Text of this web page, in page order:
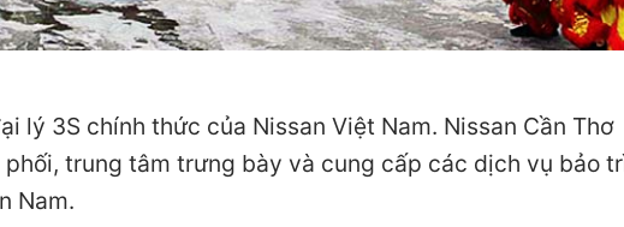
lý 3S chính thức của Nissan Việt Nam. Nissan Cần Thơ
trung tâm trưng bày và cung cấp các dịch vụ bảo
Nam.